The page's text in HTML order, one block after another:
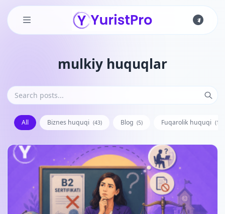
mulkiy huquqlar
All Biznes huquqi (43) Blog (5) Fuqarolik huquqi